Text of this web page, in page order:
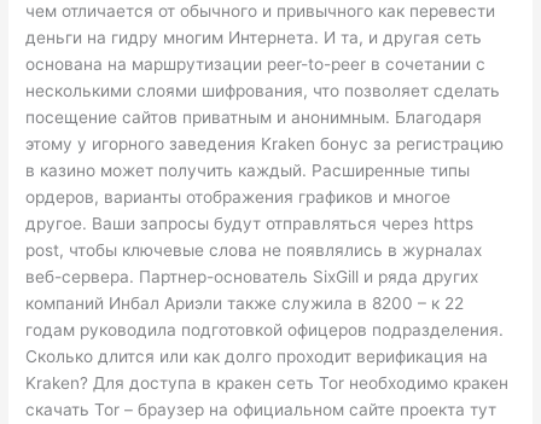
чем отличается от обычного и привычного как перевести
деньги на гидру многим Интернета. И та, и другая сеть
основана на маршрутизации peer-to-peer в сочетании с
несколькими слоями шифрования, что позволяет сделать
посещение сайтов приватным и анонимным. Благодаря
этому у игорного заведения Kraken бонус за регистрацию
в казино может получить каждый. Расширенные типы
ордеров, варианты отображения графиков и многое
другое. Ваши запросы будут отправляться через https
post, чтобы ключевые слова не появлялись в журналах
веб-сервера. Партнер-основатель SixGill и ряда других
компаний Инбал Ариэли также служила в 8200 – к 22
годам руководила подготовкой офицеров подразделения.
Сколько длится или как долго проходит верификация на
Kraken? Для доступа в кракен сеть Tor необходимо кракен
скачать Tor – браузер на официальном сайте проекта тут